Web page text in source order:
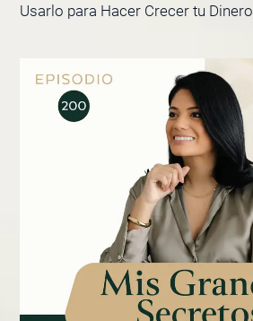
Usarlo para Hacer Crecer tu Dinero